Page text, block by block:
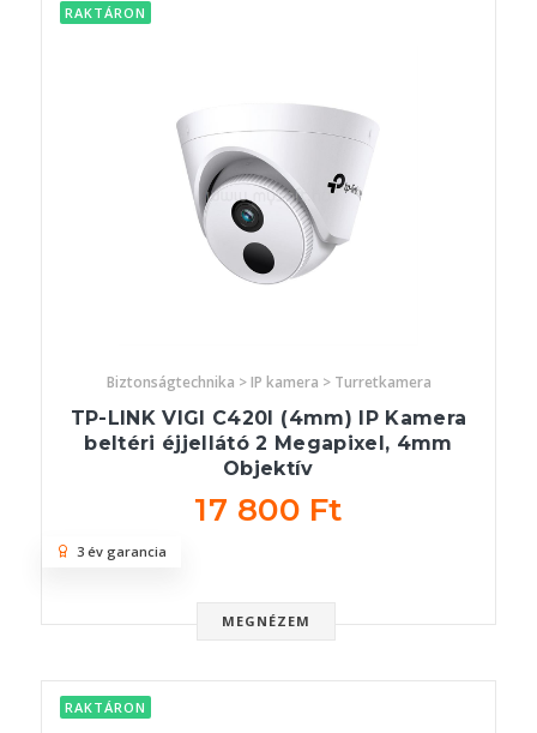
RAKTÁRON
Biztonságtechnika > IP kamera > Turretkamera
TP-LINK VIGI C420I (4mm) IP Kamera
beltéri éjjellátó 2 Megapixel, 4mm
Objektív
17 800 Ft
MEGNÉZEM
3 év garancia
RAKTÁRON